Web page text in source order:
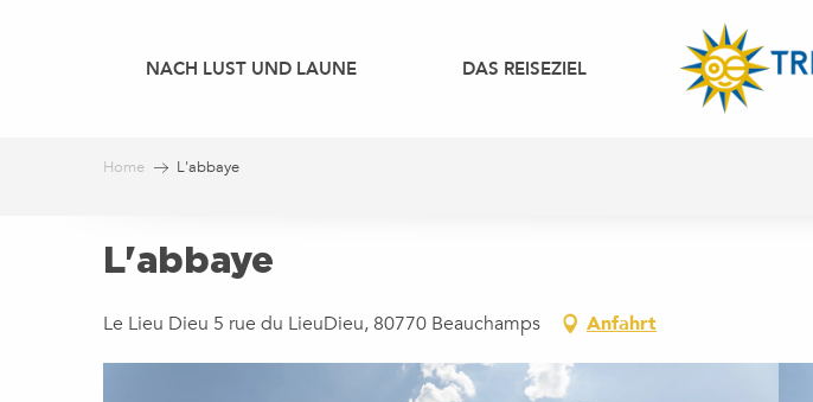
NACH LUST UND LAUNE DAS REISEZIEL
Home L'abbaye
L'abbaye
Le Lieu Dieu 5 rue du LieuDieu, 80770 Beauchamps Anfahrt